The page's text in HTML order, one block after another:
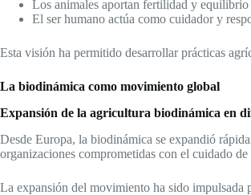
Los animales aportan fertilidad y equilibrio
El ser humano actúa como cuidador y
Esta visión ha permitido desarrollar prácticas
La biodinámica como movimiento global
Expansión de la agricultura biodinámica en
Desde Europa, la biodinámica se expandió
organizaciones comprometidas con el cuidado de
La expansión del movimiento ha sido impulsada